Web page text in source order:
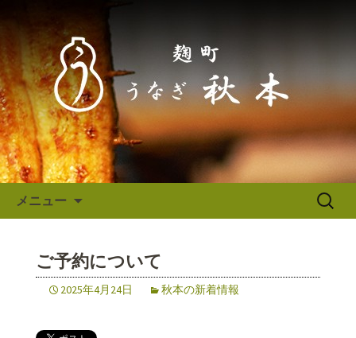
東京（麹町／半蔵門） うなぎ
秋本からのお知らせ
東京（麹町／半蔵門） うなぎ秋本か
らのお知らせ
メニュー
検
ご予約について
2025年4月24日 秋本の新着情報